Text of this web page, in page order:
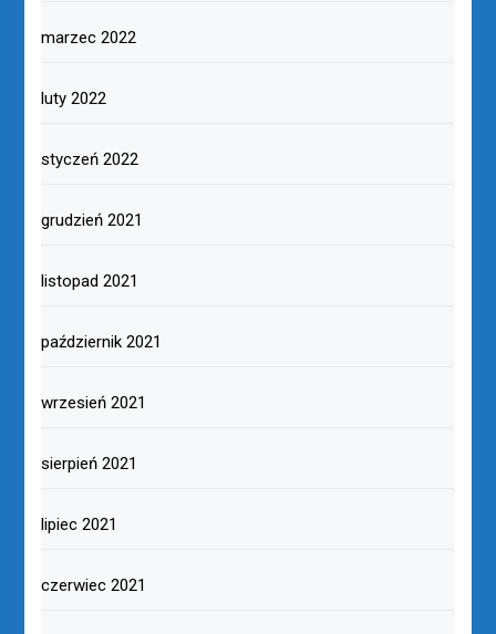
marzec 2022
luty 2022
styczeń 2022
grudzień 2021
listopad 2021
październik 2021
wrzesień 2021
sierpień 2021
lipiec 2021
czerwiec 2021